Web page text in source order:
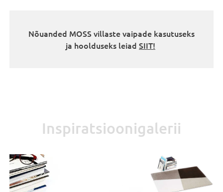
Nõuanded MOSS villaste vaipade kasutuseks
ja hoolduseks leiad SIIT!
Inspiratsioonigalerii